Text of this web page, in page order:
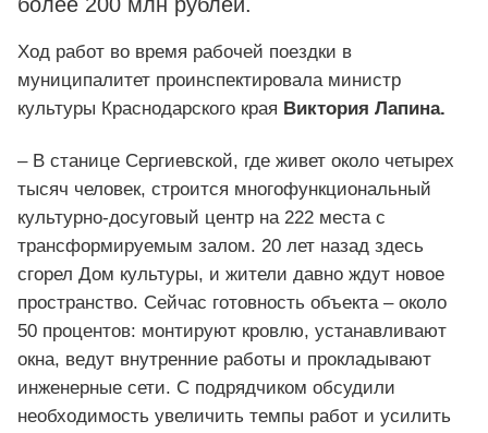
Ход работ во время рабочей поездки в
муниципалитет проинспектировала министр
культуры Краснодарского края Виктория Лапина.
– В станице Сергиевской, где живет около четырех
тысяч человек, строится многофункциональный
культурно-досуговый центр на 222 места с
трансформируемым залом. 20 лет назад здесь
сгорел Дом культуры, и жители давно ждут новое
пространство. Сейчас готовность объекта – около
50 процентов: монтируют кровлю, устанавливают
окна, ведут внутренние работы и прокладывают
инженерные сети. С подрядчиком обсудили
необходимость увеличить темпы работ и усилить